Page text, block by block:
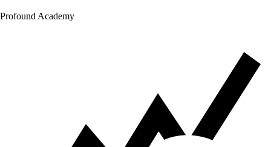
Profound Academy